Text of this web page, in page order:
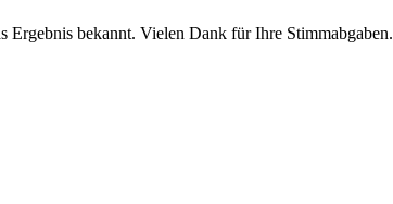
Ergebnis bekannt. Vielen Dank für Ihre Stimmabgaben.